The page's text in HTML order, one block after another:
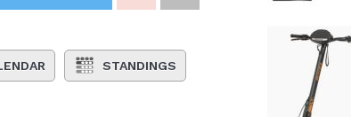
STANDINGS